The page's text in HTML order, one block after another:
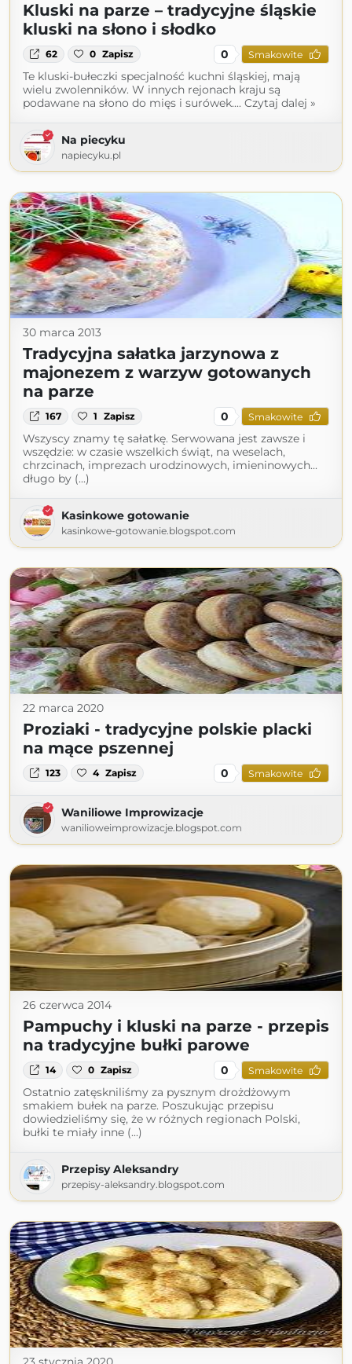
Kluski na parze – tradycyjne śląskie
kluski na słono i słodko
62 0 Zapisz 0 Smakowite
Te kluski-bułeczki specjalność kuchni śląskiej, mają
wielu zwolenników. W innych rejonach kraju są
podawane na słono do mięs i surówek.... Czytaj dalej »
Na piecyku
napiecyku.pl
30 marca 2013
Tradycyjna sałatka jarzynowa z
majonezem z warzyw gotowanych
na parze
167 1 Zapisz 0 Smakowite
Wszyscy znamy tę sałatkę. Serwowana jest zawsze i
wszędzie: w czasie wszelkich świąt, na weselach,
chrzcinach, imprezach urodzinowych, imieninowych...
długo by (...)
Kasinkowe gotowanie
kasinkowe-gotowanie.blogspot.com
22 marca 2020
Proziaki - tradycyjne polskie placki
na mące pszennej
123 4 Zapisz 0 Smakowite
Waniliowe Improwizacje
wanilioweimprowizacje.blogspot.com
26 czerwca 2014
Pampuchy i kluski na parze - przepis
na tradycyjne bułki parowe
14 0 Zapisz 0 Smakowite
Ostatnio zatęskniliśmy za pysznym drożdżowym
smakiem bułek na parze. Poszukując przepisu
dowiedzieliśmy się, że w różnych regionach Polski,
bułki te miały inne (...)
Przepisy Aleksandry
przepisy-aleksandry.blogspot.com